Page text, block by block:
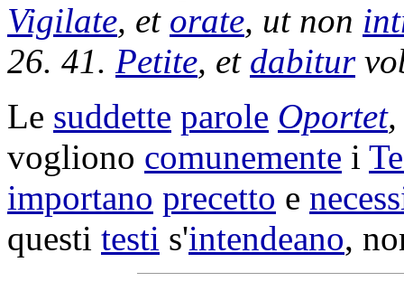
Vigilate, et orate, ut non
26. 41. Petite, et dabitur
Le suddette parole Oportet
vogliono comunemente i
importano precetto e
questi testi s'intendeano,